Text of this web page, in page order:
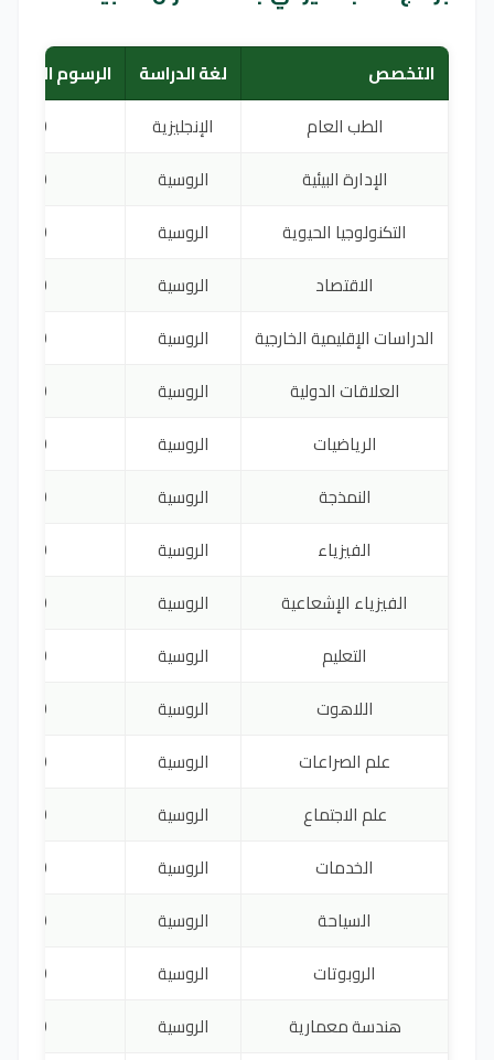
التخصص لغة الدراسة
الرسوم
الطب العام
الإنجليزية
5,180
الإدارة البيئية
الروسية
2,660
التكنولوجيا الحيوية
الروسية
2,870
الاقتصاد
الروسية
3,600
الدراسات الإقليمية الخارجية
الروسية
2,400
العلاقات الدولية
الروسية
3,910
الرياضيات
الروسية
2,400
النمذجة
الروسية
2,400
الفيزياء
الروسية
2,660
الفيزياء الإشعاعية
الروسية
2,660
التعليم
الروسية
2,220
اللاهوت
الروسية
2,300
علم الصراعات
الروسية
2,580
علم الاجتماع
الروسية
2,400
الخدمات
الروسية
2,510
السياحة
الروسية
2,740
الروبوتات
الروسية
2,740
هندسة معمارية
الروسية
3,150